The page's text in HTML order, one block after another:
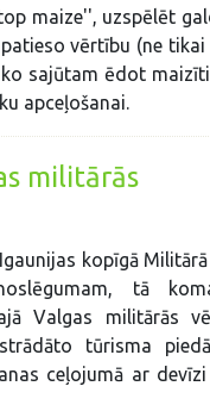
maize'', uzspēlēt
vērtību (ne
sajūtam ēdot
apceļošanai.
militārās
kopīgā
tā
Valgas militārās
tūrisma
ceļojumā ar